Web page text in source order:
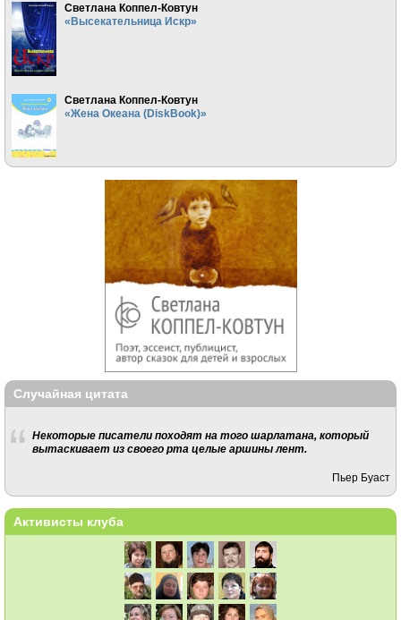
Светлана Коппел-Ковтун
«Высекательница Искр»
Светлана Коппел-Ковтун
«Жена Океана (DiskBook)»
Случайная цитата
Некоторые писатели походят на того шарлатана, который
вытаскивает из своего рта целые аршины лент.
Пьер Буаст
Активисты клуба